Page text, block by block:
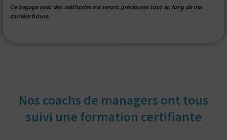
Ce bagage avec des méthodes me seront précieuses tout au long de ma
carrière future.
Nos coachs de managers ont tous
suivi une formation certifiante